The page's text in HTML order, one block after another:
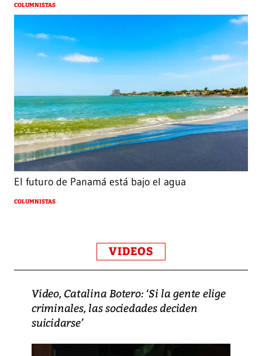
COLUMNISTAS
El futuro de Panamá está bajo el agua
COLUMNISTAS
VIDEOS
Video, Catalina Botero: ‘Si la gente elige
criminales, las sociedades deciden
suicidarse’